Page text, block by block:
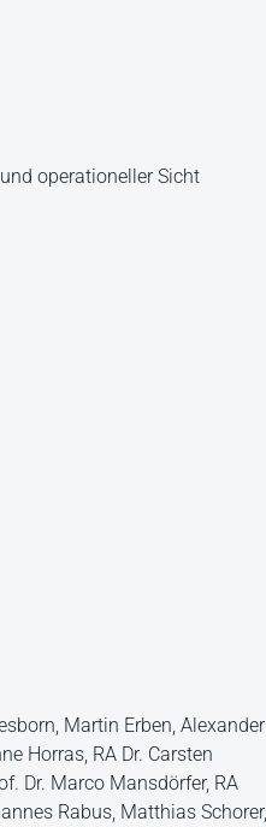
operationeller Sicht
Martin Erben, Alexander
Horras, RA Dr. Carsten
Dr. Marco Mansdörfer, RA
Rabus, Matthias Schorer,